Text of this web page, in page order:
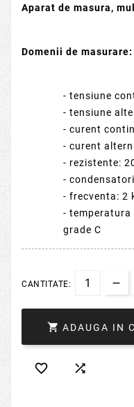
Aparat de masura,
Domenii de masurare:
- tensiune
- tensiune
- curent
- curent
- rezistente:
-
- frecventa: 2
- temperatura
grade C
CANTITATE:
 ADAUGA IN
 